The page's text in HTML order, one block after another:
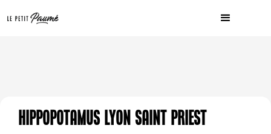
Hippopotamus Lyon Saint Priest